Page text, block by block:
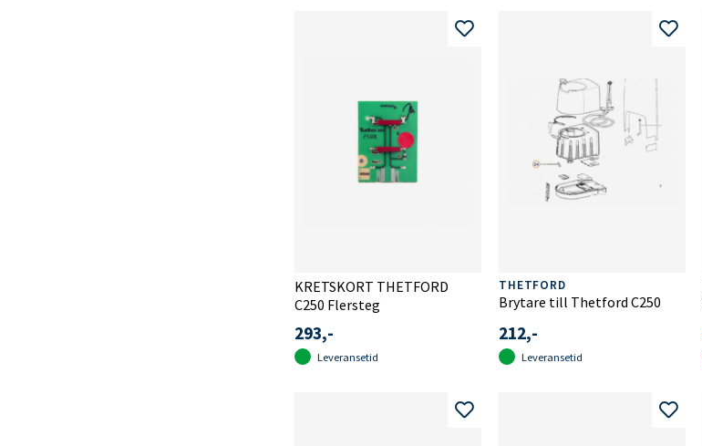
KRETSKORT THETFORD
C250 Flersteg
293,-
Leveransetid
THETFORD
Brytare till Thetford C250
212,-
Leveransetid